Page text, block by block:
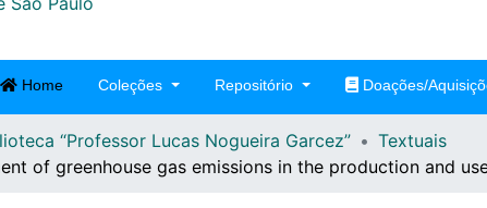
Home Coleções Repositório Doações/
“Professor Lucas Nogueira Garcez”
Textuais
of greenhouse gas emissions in the production and